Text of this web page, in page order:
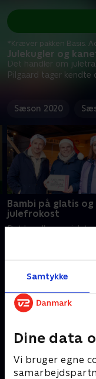
Samtykke
Dine data
Vi bruger egne
Julekugler og
Det handler om
Pilgaard tager kendte
*Kræver pakken Basis.
Sæson 2020
Bambi på glatis og
julefrokost
Det handler om
Nicolaj Kopernikus på
Jul i det hyggelige
7. december 2022 • 30 min
Andre så også